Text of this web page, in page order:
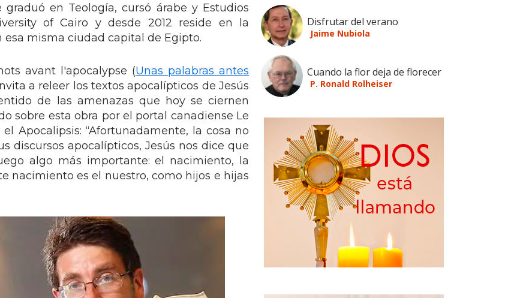
graduó en Teología, cursó árabe y Estudios
of Cairo y desde 2012 reside en la
misma ciudad capital de Egipto.
avant l'apocalypse (Unas palabras antes
a releer los textos apocalípticos de Jesús
de las amenazas que hoy se ciernen
sobre esta obra por el portal canadiense Le
Apocalipsis: “Afortunadamente, la cosa no
discursos apocalípticos, Jesús nos dice que
algo más importante: el nacimiento, la
nacimiento es el nuestro, como hijos e hijas
Disfrutar del verano
Jaime Nubiola
Cuando la flor deja de florecer
P. Ronald Rolheiser